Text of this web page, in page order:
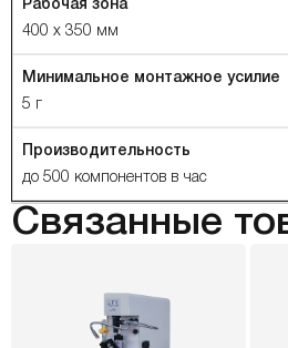
Рабочая зона
400 x 350 мм
Минимальное монтажное усилие
5 г
Производительность
до 500 компонентов в час
Связанные